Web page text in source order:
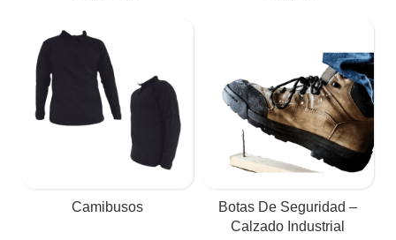
Camibusos
Botas De Seguridad –
Calzado Industrial